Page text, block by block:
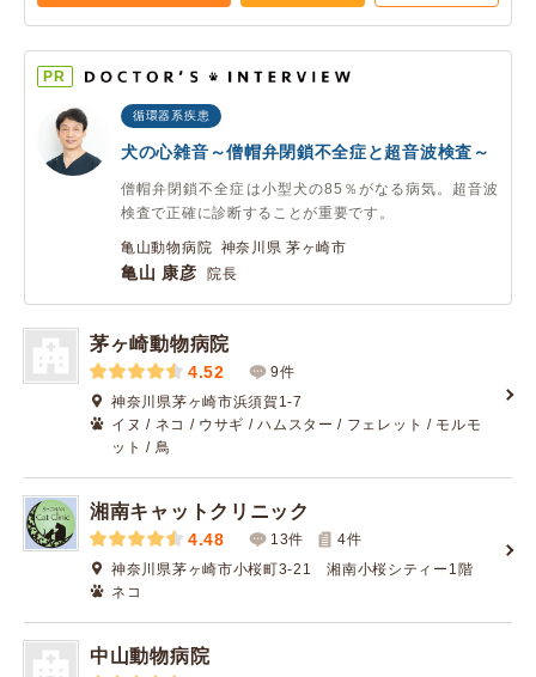
PR
循環器系疾患
犬の心雑音～僧帽弁閉鎖不全症と超音波検査～
僧帽弁閉鎖不全症は小型犬の85％がなる病気。超音波
検査で正確に診断することが重要です。
亀山動物病院 神奈川県 茅ヶ崎市
亀山 康彦 院長
茅ヶ崎動物病院
4.52
9件
神奈川県茅ヶ崎市浜須賀1-7
イヌ / ネコ / ウサギ / ハムスター / フェレット / モルモ
ット / 鳥
湘南キャットクリニック
4.48 13件 4件
神奈川県茅ヶ崎市小桜町3-21 湘南小桜シティー1階
ネコ
中山動物病院